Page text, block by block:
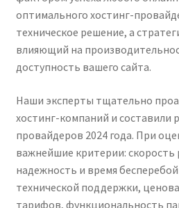
оптимального хостинг-
техническое решение, а
влияющий на
доступность вашего сайта.
Наши эксперты тщательно
хостинг-компаний и составили
провайдеров 2024 года. При
важнейшие критерии: скорость
надежность и время
технической поддержки,
тарифов, функциональность